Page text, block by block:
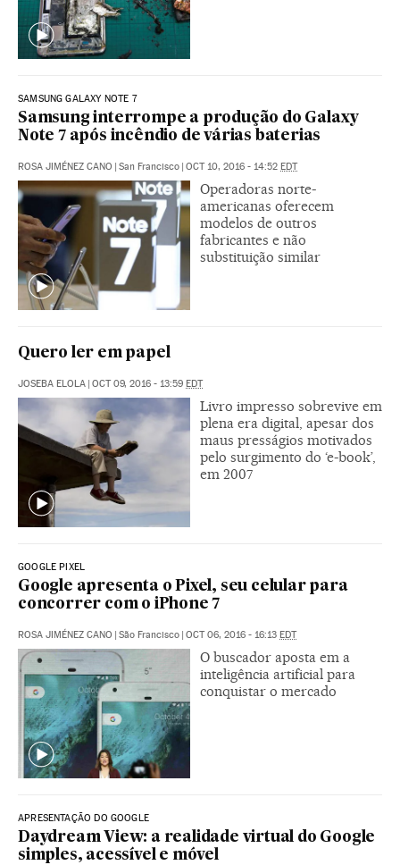
SAMSUNG GALAXY NOTE 7
Samsung interrompe a produção do Galaxy
Note 7 após incêndio de várias baterias
ROSA JIMÉNEZ CANO | San Francisco | OCT 10, 2016 - 14:52 EDT
Operadoras norte-
americanas oferecem
modelos de outros
fabricantes e não
substituição similar
Quero ler em papel
JOSEBA ELOLA | OCT 09, 2016 - 13:59 EDT
Livro impresso sobrevive em
plena era digital, apesar dos
maus presságios motivados
pelo surgimento do ‘e-book’,
em 2007
GOOGLE PIXEL
Google apresenta o Pixel, seu celular para
concorrer com o iPhone 7
ROSA JIMÉNEZ CANO | São Francisco | OCT 06, 2016 - 16:13 EDT
O buscador aposta em a
inteligência artificial para
conquistar o mercado
APRESENTAÇÃO DO GOOGLE
Daydream View: a realidade virtual do Google
simples, acessível e móvel